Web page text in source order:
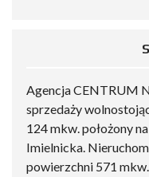
Agencja CENTRUM
sprzedaży
124 mkw. położony
Imielnicka.
powierzchni 571